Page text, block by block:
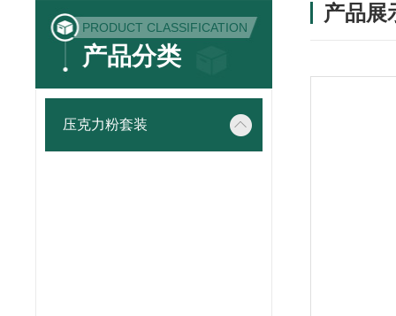
PRODUCT CLASSIFICATION
产品分类
压克力粉套装
产品展